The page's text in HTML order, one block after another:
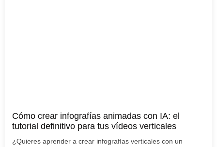
Cómo crear infografías animadas con IA: el
tutorial definitivo para tus vídeos verticales
¿Quieres aprender a crear infografías verticales con un